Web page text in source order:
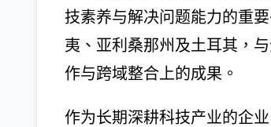
技素养与解决问题能力的重
夷、亚利桑那州及土耳其，
作与跨域整合上的成果。
作为长期深耕科技产业的企